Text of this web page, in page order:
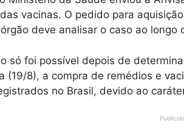
vacinas. O pedido para
deve analisar o caso ao longo
só foi possível depois de
(19/8), a compra de remédios e
no Brasil, devido ao